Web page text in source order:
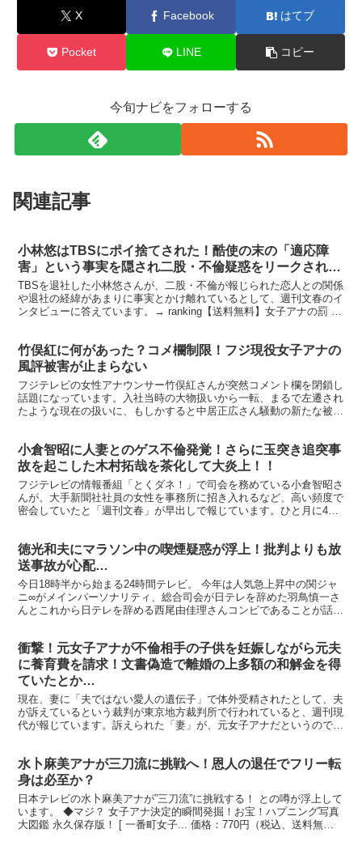
X Facebook はてブ
Pocket LINE コピー
今旬ナビをフォローする
関連記事
小林悠はTBSにポイ捨てされた！酷使の末の「適応障
害」という事実を隠され二股・不倫疑惑をリークされ…
TBSを退社した小林悠さんが、二股・不倫が報じられた恋人との関係
や退社の経緯があまりに事実とかけ離れているとして、週刊文春のイ
ンタビューに答えています。→ ranking【送料無料】女子アナの罰 試
竹俣紅に何があった？コメ欄制限！フジ現役女子アナの
風評被害が止まらない
フジテレビの女性アナウンサー竹俣紅さんが突然コメント欄を閉鎖し
話題になっています。入社当時の大物扱いから一転、まるで左遷され
たような現在の扱いに、もしかすると中居正広さん騒動の新たな被害
小倉智昭に人妻とのゲス不倫発覚！さらに玉突き追突事
故を起こした木村拓哉を茶化して大炎上！！
フジテレビの情報番組「とくダネ！」で司会を務めている小倉智昭さ
んが、大手新聞社社員の女性を事務所に招き入れるなど、高い頻度で
密会していたと「週刊文春」が早出しで報じています。ひと月に4
徳光和夫にマラソン中の喫煙疑惑が浮上！批判よりも放
送事故が心配…
今日18時半から始まる24時間テレビ。 今年は人気急上昇中の関ジャ
ニ∞がメインパーソナリティ、総合司会が日テレを辞めた羽鳥慎一さ
んとこれから日テレを辞める西尾由佳理さんコンビであることが話題
衝撃！元女子アナが不倫相手の子供を妊娠しながら元夫
に養育費を請求！文書偽造で離婚の上多額の和解金を得
ていたとか…
現在、妻に「夫ではない愛人の遺伝子」で体外受精されたとして、夫
が訴えているという裁判が東京地方裁判所で行われていると、週刊現
代が報じています。訴えられた「妻」が、元女子アナだというのです
水卜麻美アナが三刀流に挑戦へ！恩人の退任でフリー転
身は必至か？
日本テレビの水卜麻美アナが”三刀流”に挑戦する！ との噂が浮上して
います。 ◆マジ？ 女子アナ決定的瞬間発掘！お宝！ハプニング写真
大図鑑 永久保存版！ [ 一番町女子... 価格：770円（税込、送料無料)